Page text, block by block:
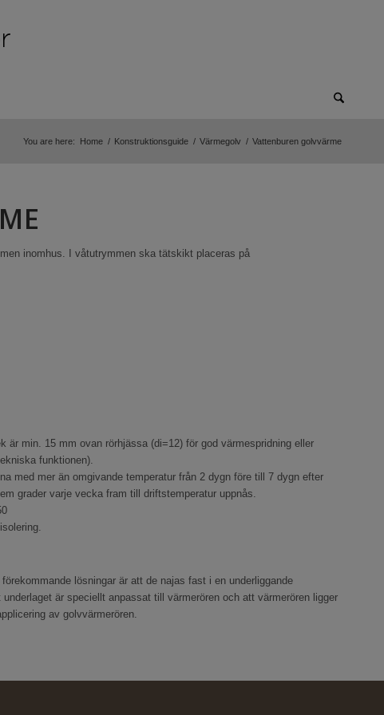
You are here: Home / Konstruktionsguide / Värmegolv / Vattenburen golvvärme
inomhus. I våtutrymmen ska tätskikt placeras på
är min. 15 mm ovan rörhjässa (di=12) för god värmespridning eller
funktionen).
med mer än omgivande temperatur från 2 dygn före till 7 dygn efter
grader varje vecka fram till driftstemperatur uppnås.
lösningar är att de najas fast i en underliggande
är speciellt anpassat till värmerören och att värmerören ligger
av golvvärmerören.